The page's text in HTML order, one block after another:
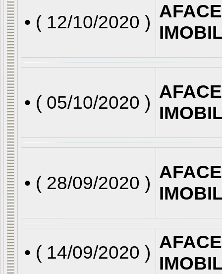
• ( 12/10/2020 )
• ( 05/10/2020 )
• ( 28/09/2020 )
• ( 14/09/2020 )